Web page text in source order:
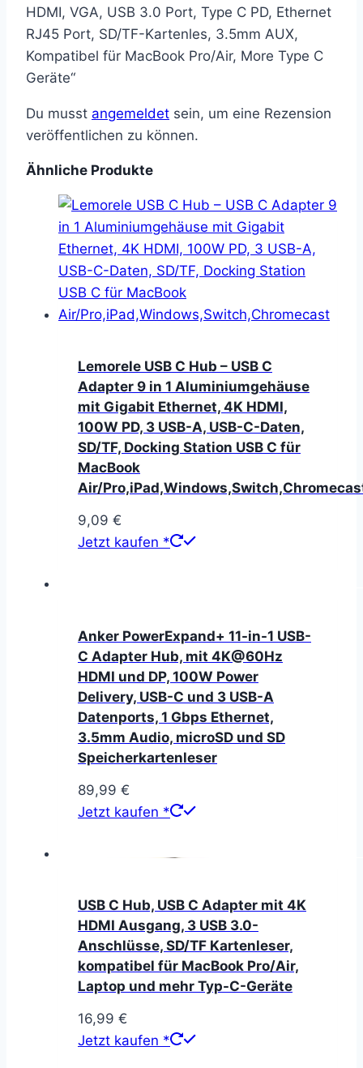
HDMI, VGA, USB 3.0 Port, Type C PD, Ethernet
RJ45 Port, SD/TF-Kartenles, 3.5mm AUX,
Kompatibel für MacBook Pro/Air, More Type C
Geräte“
Du musst angemeldet sein, um eine Rezension
veröffentlichen zu können.
Ähnliche Produkte
Lemorele USB C Hub – USB C
Adapter 9 in 1 Aluminiumgehäuse
mit Gigabit Ethernet, 4K HDMI,
100W PD, 3 USB-A, USB-C-Daten,
SD/TF, Docking Station USB C für
MacBook
Air/
9,09 €
Jetzt kaufen *
Anker PowerExpand+ 11-in-1 USB-
C Adapter Hub, mit 4K@60Hz
HDMI und DP, 100W Power
Delivery, USB-C und 3 USB-A
Datenports, 1 Gbps Ethernet,
3.5mm Audio, microSD und SD
Speicherkartenleser
89,99 €
Jetzt kaufen *
USB C Hub, USB C Adapter mit 4K
HDMI Ausgang, 3 USB 3.0-
Anschlüsse, SD/TF Kartenleser,
kompatibel für MacBook Pro/Air,
Laptop und mehr Typ-C-Geräte
16,99 €
Jetzt kaufen *